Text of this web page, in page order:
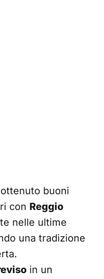
buoni
con Reggio
nelle ultime
una tradizione
in un